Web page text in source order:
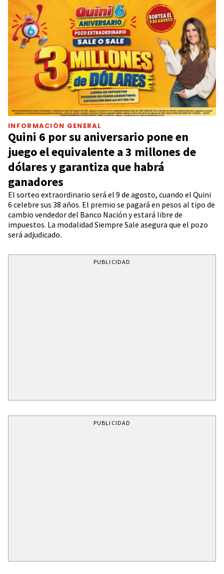
INFORMACIÓN GENERAL
Quini 6 por su aniversario pone en
juego el equivalente a 3 millones de
dólares y garantiza que habrá
ganadores
El sorteo extraordinario será el 9 de agosto, cuando el Quini
6 celebre sus 38 años. El premio se pagará en pesos al tipo de
cambio vendedor del Banco Nación y estará libre de
impuestos. La modalidad Siempre Sale asegura que el pozo
será adjudicado.
PUBLICIDAD
PUBLICIDAD